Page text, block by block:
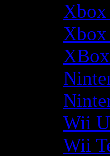
Xbox
Xbox
Wii U
Wii